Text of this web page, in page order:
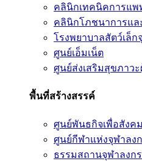
คลินิกเทคนิคการแพ
คลินิกโภชนาการแล
โรงพยาบาลสัตว์เล็ก
ศูนย์เอ็มเน็ต
ศูนย์ส่งเสริมสุขภาวะ
พื้นที่สร้างสรรค์
ศูนย์พันธกิจเพื่อสังคม
ศูนย์กีฬาแห่งจุฬาลง
ธรรมสถานจุฬาลงก